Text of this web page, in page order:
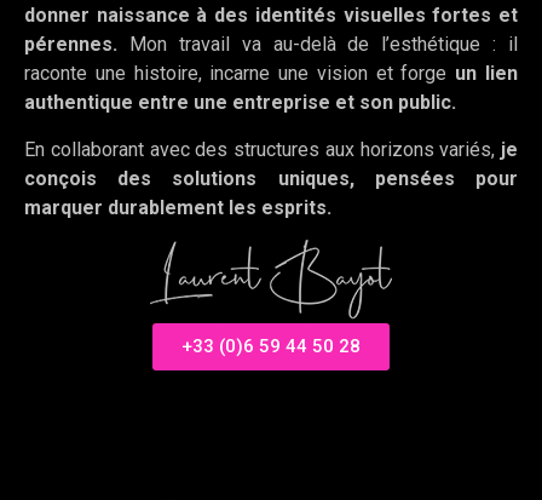
donner naissance à des identités visuelles fortes et
pérennes. Mon travail va au-delà de l’esthétique : il
raconte une histoire, incarne une vision et forge un lien
authentique entre une entreprise et son public.
En collaborant avec des structures aux horizons variés, je
conçois des solutions uniques, pensées pour
marquer durablement les esprits.
+33 (0)6 59 44 50 28